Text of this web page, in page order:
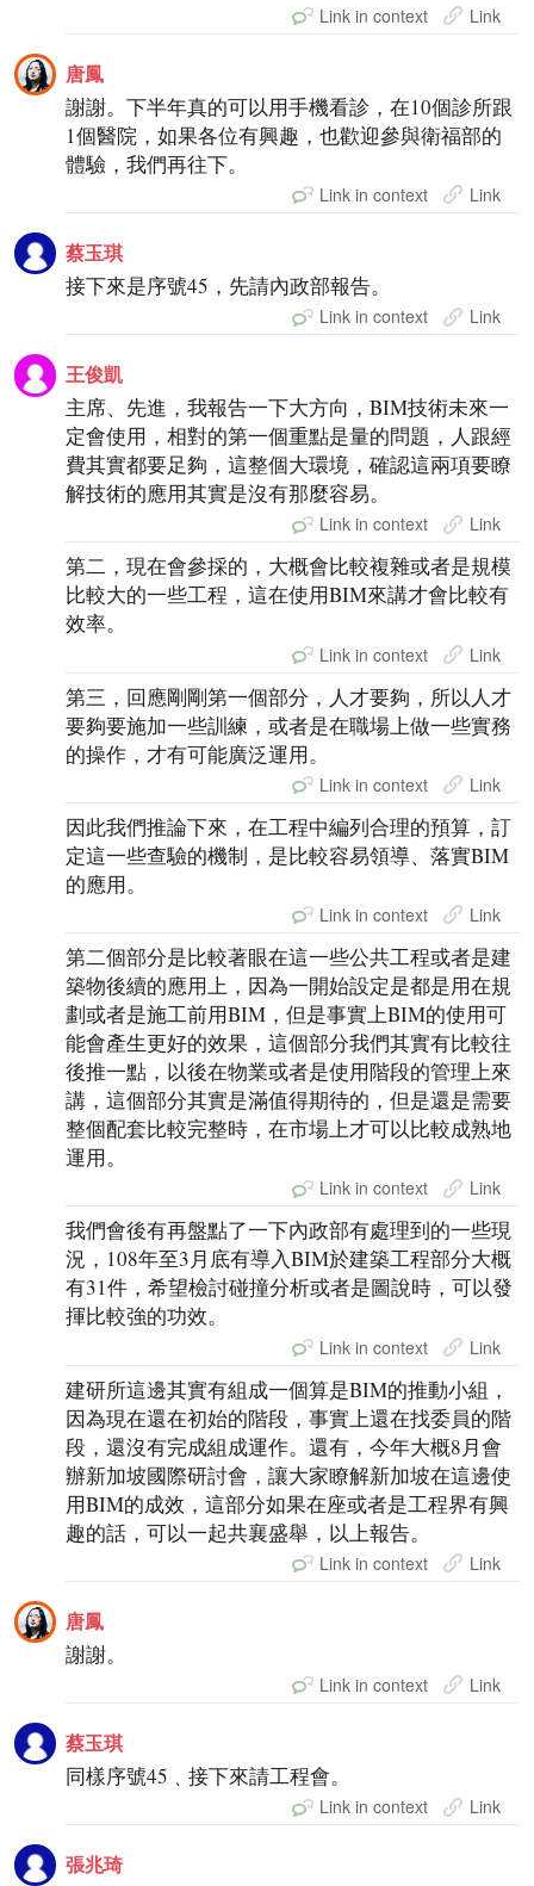
Link in context Link
唐鳳
謝謝。下半年真的可以用手機看診，在10個診所跟
1個醫院，如果各位有興趣，也歡迎參與衛福部的
體驗，我們再往下。
Link in context Link
蔡玉琪
接下來是序號45，先請內政部報告。
Link in context Link
王俊凱
主席、先進，我報告一下大方向，BIM技術未來一
定會使用，相對的第一個重點是量的問題，人跟經
費其實都要足夠，這整個大環境，確認這兩項要瞭
解技術的應用其實是沒有那麼容易。
Link in context Link
第二，現在會參採的，大概會比較複雜或者是規模
比較大的一些工程，這在使用BIM來講才會比較有
效率。
Link in context Link
第三，回應剛剛第一個部分，人才要夠，所以人才
要夠要施加一些訓練，或者是在職場上做一些實務
的操作，才有可能廣泛運用。
Link in context Link
因此我們推論下來，在工程中編列合理的預算，訂
定這一些查驗的機制，是比較容易領導、落實BIM
的應用。
Link in context Link
第二個部分是比較著眼在這一些公共工程或者是建
築物後續的應用上，因為一開始設定是都是用在規
劃或者是施工前用BIM，但是事實上BIM的使用可
能會產生更好的效果，這個部分我們其實有比較往
後推一點，以後在物業或者是使用階段的管理上來
講，這個部分其實是滿值得期待的，但是還是需要
整個配套比較完整時，在市場上才可以比較成熟地
運用。
Link in context Link
我們會後有再盤點了一下內政部有處理到的一些現
況，108年至3月底有導入BIM於建築工程部分大概
有31件，希望檢討碰撞分析或者是圖說時，可以發
揮比較強的功效。
Link in context Link
建研所這邊其實有組成一個算是BIM的推動小組，
因為現在還在初始的階段，事實上還在找委員的階
段，還沒有完成組成運作。還有，今年大概8月會
辦新加坡國際研討會，讓大家瞭解新加坡在這邊使
用BIM的成效，這部分如果在座或者是工程界有興
趣的話，可以一起共襄盛舉，以上報告。
Link in context Link
唐鳳
謝謝。
Link in context Link
蔡玉琪
同樣序號45﹑接下來請工程會。
Link in context Link
張兆琦